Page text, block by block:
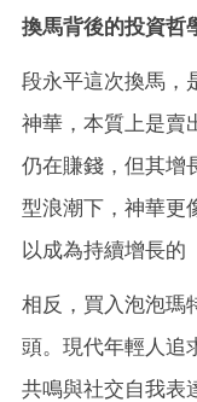
換馬背後的投資哲
段永平這次換馬，
神華，本質上是賣
仍在賺錢，但其增
型浪潮下，神華更
以成為持續增長的
相反，買入泡泡瑪
頭。現代年輕人追
共鳴與社交自我